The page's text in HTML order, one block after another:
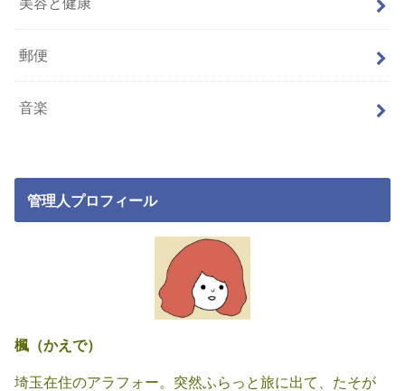
郵便
音楽
管理人プロフィール
楓（かえで）
埼玉在住のアラフォー。突然ふらっと旅に出て、たそが